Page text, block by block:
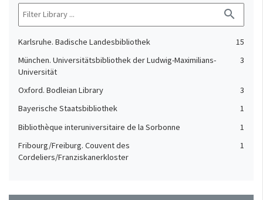
search
Karlsruhe. Badische Landesbibliothek
15
München. Universitätsbibliothek der Ludwig-Maximilians-
Universität
3
Oxford. Bodleian Library
3
Bayerische Staatsbibliothek
1
Bibliothèque interuniversitaire de la Sorbonne
1
Fribourg/Freiburg. Couvent des
Cordeliers/Franziskanerkloster
1
Vatikan, Biblioteca Apostolica Vaticana
1